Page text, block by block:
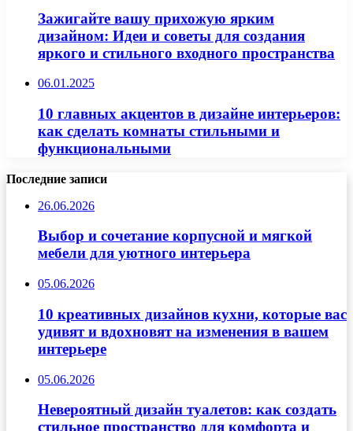
Зажигайте вашу прихожую ярким
дизайном: Идеи и советы для создания
яркого и стильного входного пространства
06.01.2025
10 главных акцентов в дизайне интерьеров:
как сделать комнаты стильными и
функциональными
Последние записи
26.06.2026
Выбор и сочетание корпусной и мягкой
мебели для уютного интерьера
05.06.2026
10 креативных дизайнов кухни, которые вас
удивят и вдохновят на изменения в вашем
интерьере
05.06.2026
Невероятный дизайн туалетов: как создать
стильное пространство для комфорта и